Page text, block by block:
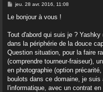
CONNEXION
S’ENREGISTRER
M
s
g
jeu. 28 avr. 2016, 11:08
Le bonjour à vous !
Tout d'abord qui suis je ?
dans la périphérie de la douce
Question situation, pour la faire
(comprendre tourneur-fraiseur),
en photographie (option
boulots dans ce domaine, je
l'informatique, avec un contrat